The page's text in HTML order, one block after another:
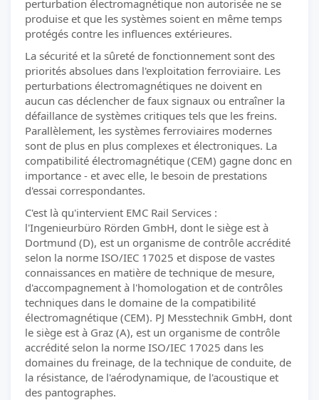
perturbation électromagnétique non autorisée ne se
produise et que les systèmes soient en même temps
protégés contre les influences extérieures.
La sécurité et la sûreté de fonctionnement sont des
priorités absolues dans l'exploitation ferroviaire. Les
perturbations électromagnétiques ne doivent en
aucun cas déclencher de faux signaux ou entraîner la
défaillance de systèmes critiques tels que les freins.
Parallèlement, les systèmes ferroviaires modernes
sont de plus en plus complexes et électroniques. La
compatibilité électromagnétique (CEM) gagne donc en
importance - et avec elle, le besoin de prestations
d'essai correspondantes.
C'est là qu'intervient EMC Rail Services :
l'Ingenieurbüro Rörden GmbH, dont le siège est à
Dortmund (D), est un organisme de contrôle accrédité
selon la norme ISO/IEC 17025 et dispose de vastes
connaissances en matière de technique de mesure,
d'accompagnement à l'homologation et de contrôles
techniques dans le domaine de la compatibilité
électromagnétique (CEM). PJ Messtechnik GmbH, dont
le siège est à Graz (A), est un organisme de contrôle
accrédité selon la norme ISO/IEC 17025 dans les
domaines du freinage, de la technique de conduite, de
la résistance, de l'aérodynamique, de l'acoustique et
des pantographes.